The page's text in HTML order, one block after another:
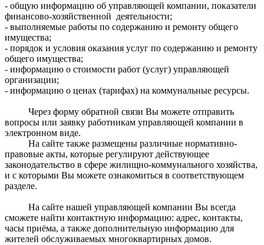
- общую информацию об управляющей компании, показатели
финансово-хозяйственной деятельности;
- выполняемые работы по содержанию и ремонту общего
имущества;
- порядок и условия оказания услуг по содержанию и ремонту
общего имущества;
- информацию о стоимости работ (услуг) управляющей
организации;
- информацию о ценах (тарифах) на коммунальные ресурсы.
Через форму обратной связи Вы можете отправить
вопросы или заявку работникам управляющей компании в
электронном виде.
На сайте также размещены различные нормативно-
правовые акты, которые регулируют действующее
законодательство в сфере жилищно-коммунального хозяйства,
и с которыми Вы можете ознакомиться в соответствующем
разделе.
На сайте нашей управляющей компании Вы всегда
сможете найти контактную информацию: адрес, контакты,
часы приёма, а также дополнительную информацию для
жителей обслуживаемых многоквартирных домов.